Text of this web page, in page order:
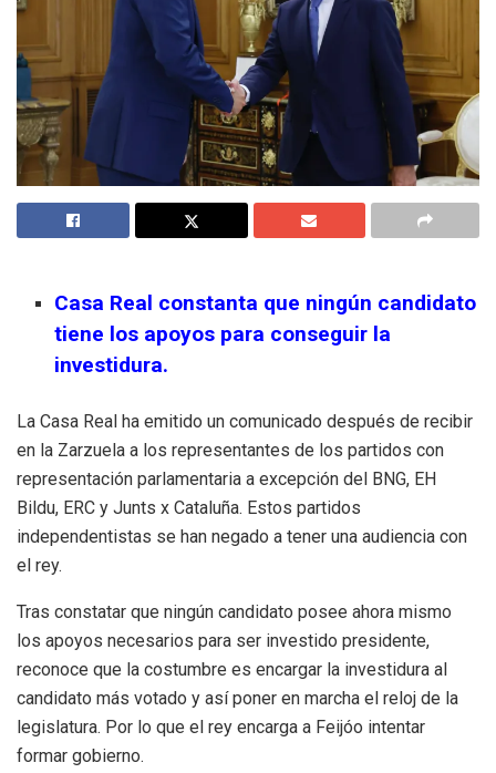
Casa Real constanta que ningún candidato
tiene los apoyos para conseguir la
investidura.
La Casa Real ha emitido un comunicado después de recibir
en la Zarzuela a los representantes de los partidos con
representación parlamentaria a excepción del BNG, EH
Bildu, ERC y Junts x Cataluña. Estos partidos
independentistas se han negado a tener una audiencia con
el rey.
Tras constatar que ningún candidato posee ahora mismo
los apoyos necesarios para ser investido presidente,
reconoce que la costumbre es encargar la investidura al
candidato más votado y así poner en marcha el reloj de la
legislatura. Por lo que el rey encarga a Feijóo intentar
formar gobierno.